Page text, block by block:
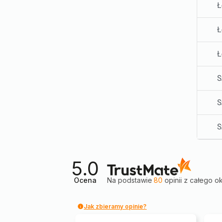
5.0
Ocena Na podstawie 80 opinii z całego
Jak zbieramy opinie?